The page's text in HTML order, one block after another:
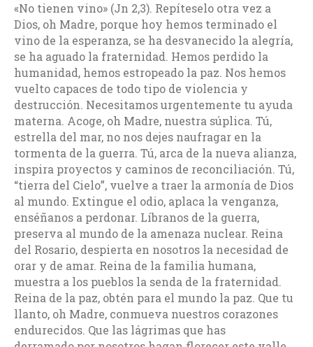
«No tienen vino» (Jn 2,3). Repíteselo otra vez a
Dios, oh Madre, porque hoy hemos terminado el
vino de la esperanza, se ha desvanecido la alegría,
se ha aguado la fraternidad. Hemos perdido la
humanidad, hemos estropeado la paz. Nos hemos
vuelto capaces de todo tipo de violencia y
destrucción. Necesitamos urgentemente tu ayuda
materna. Acoge, oh Madre, nuestra súplica. Tú,
estrella del mar, no nos dejes naufragar en la
tormenta de la guerra. Tú, arca de la nueva alianza,
inspira proyectos y caminos de reconciliación. Tú,
“tierra del Cielo”, vuelve a traer la armonía de Dios
al mundo. Extingue el odio, aplaca la venganza,
enséñanos a perdonar. Líbranos de la guerra,
preserva al mundo de la amenaza nuclear. Reina
del Rosario, despierta en nosotros la necesidad de
orar y de amar. Reina de la familia humana,
muestra a los pueblos la senda de la fraternidad.
Reina de la paz, obtén para el mundo la paz. Que tu
llanto, oh Madre, conmueva nuestros corazones
endurecidos. Que las lágrimas que has